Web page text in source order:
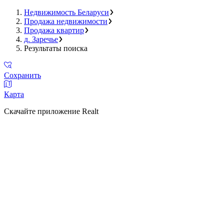
Недвижимость Беларуси
Продажа недвижимости
Продажа квартир
д. Заречье
Результаты поиска
Сохранить
Карта
Скачайте приложение Realt